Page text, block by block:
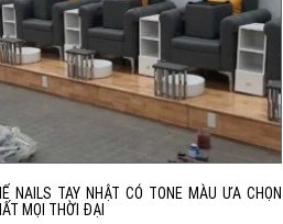
NAILS TAY NHẬT CÓ TONE MÀU ƯA CHỌN
MỌI THỜI ĐẠI